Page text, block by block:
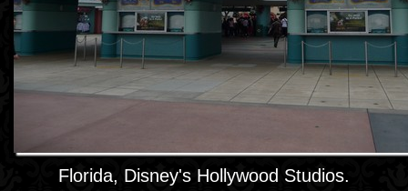
Florida, Disney's Hollywood Studios.